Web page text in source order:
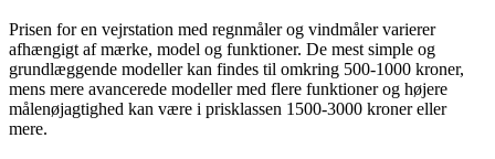
Prisen for en vejrstation med regnmåler og vindmåler varierer
afhængigt af mærke, model og funktioner. De mest simple og
grundlæggende modeller kan findes til omkring 500-1000 kroner,
mens mere avancerede modeller med flere funktioner og højere
målenøjagtighed kan være i prisklassen 1500-3000 kroner eller
mere.